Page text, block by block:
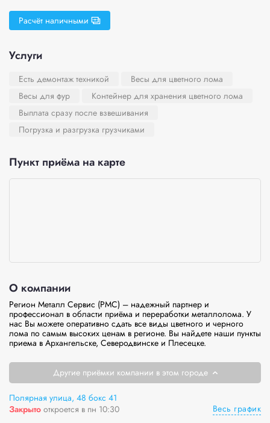
Расчёт наличными
Услуги
Есть демонтаж техникой
Весы для цветного лома
Весы для фур
Контейнер для хранения цветного лома
Выплата сразу после взвешивания
Погрузка и разгрузка грузчиками
Пункт приёма на карте
О компании
Регион Металл Сервис (РМС) – надежный партнер и
профессионал в области приёма и переработки металлолома. У
нас Вы можете оперативно сдать все виды цветного и черного
лома по самым высоких ценам в регионе. Вы найдете наши пункты
приема в Архангельске, Северодвинске и Плесецке.
Другие приёмки компании в этом городе
Полярная улица, 48 бокс 41
Закрыто откроется в пн 10:30
Весь график